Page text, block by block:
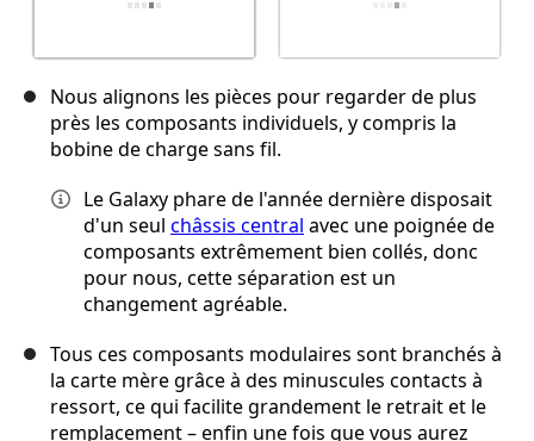
Nous alignons les pièces pour regarder de plus
près les composants individuels, y compris la
bobine de charge sans fil.
Le Galaxy phare de l'année dernière disposait
d'un seul châssis central avec une poignée de
composants extrêmement bien collés, donc
pour nous, cette séparation est un
changement agréable.
Tous ces composants modulaires sont branchés à
la carte mère grâce à des minuscules contacts à
ressort, ce qui facilite grandement le retrait et le
remplacement – enfin une fois que vous aurez